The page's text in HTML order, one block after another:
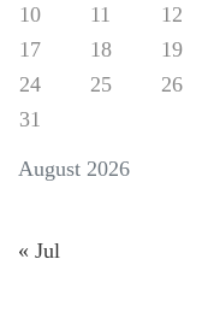
August 2026
10
11 12
17
18 19
24
25 26
31
« Jul